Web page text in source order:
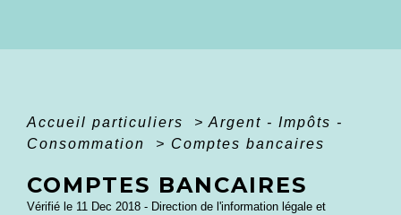
Accueil particuliers > Argent - Impôts -
Consommation
> Comptes bancaires
COMPTES BANCAIRES
Vérifié le 11 Dec 2018 - Direction de l'information légale et